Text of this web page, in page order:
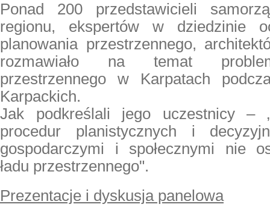
Ponad 200 przedstawicieli
regionu, ekspertów w dziedzinie
planowania przestrzennego,
rozmawiało na temat
przestrzennego w Karpatach
Karpackich.
Jak podkreślali jego uczestnicy –
procedur planistycznych i
gospodarczymi i społecznymi nie
ładu przestrzennego".
Prezentacje i dyskusja panelowa